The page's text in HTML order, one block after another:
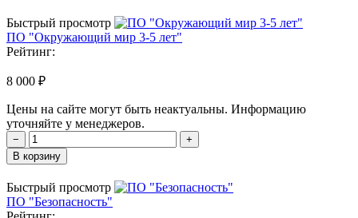
Быстрый просмотр
ПО "Окружающий мир 3-5 лет"
Рейтинг:
8 000 ₽
Цены на сайте могут быть неактуальны. Информацию
уточняйте у менеджеров.
−
+
В корзину
Быстрый просмотр
ПО "Безопасность"